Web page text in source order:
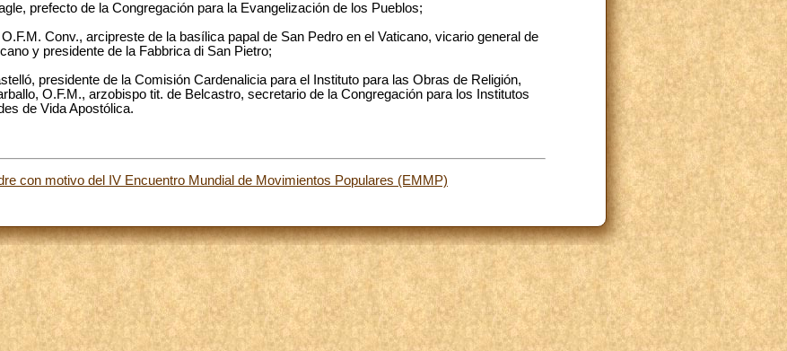
prefecto de la Congregación para la Evangelización de los Pueblos;
Conv., arcipreste de la basílica papal de San Pedro en el Vaticano, vicario general de
y presidente de la Fabbrica di San Pietro;
presidente de la Comisión Cardenalicia para el Instituto para las Obras de Religión,
O.F.M., arzobispo tit. de Belcastro, secretario de la Congregación para los Institutos
de Vida Apostólica.
con motivo del IV Encuentro Mundial de Movimientos Populares (EMMP)